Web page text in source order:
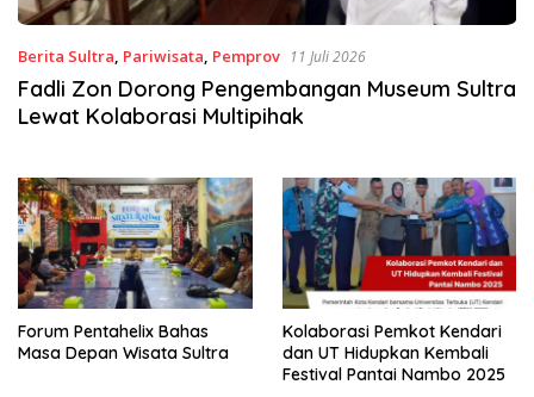
Berita Sultra, Pariwisata, Pemprov 11 Juli 2026
Fadli Zon Dorong Pengembangan Museum Sultra
Lewat Kolaborasi Multipihak
Forum Pentahelix Bahas
Masa Depan Wisata Sultra
Kolaborasi Pemkot Kendari
dan UT Hidupkan Kembali
Festival Pantai Nambo 2025